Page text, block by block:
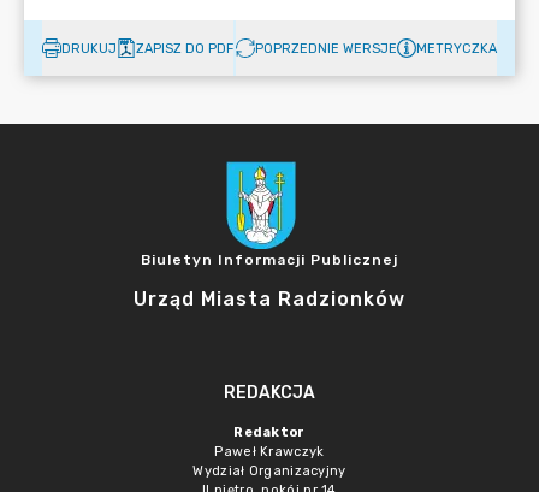
DRUKUJ ZAPISZ DO PDF POPRZEDNIE WERSJE METRYCZKA
Biuletyn Informacji Publicznej
Urząd Miasta Radzionków
REDAKCJA
Redaktor
Paweł Krawczyk
Wydział Organizacyjny